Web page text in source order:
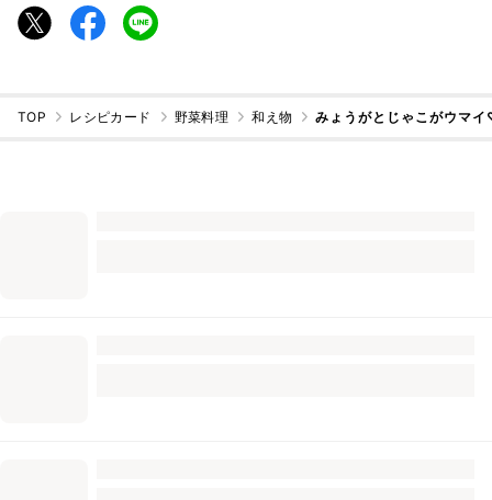
TOP レシピカード 野菜料理 和え物 みょうがとじゃこがウマ